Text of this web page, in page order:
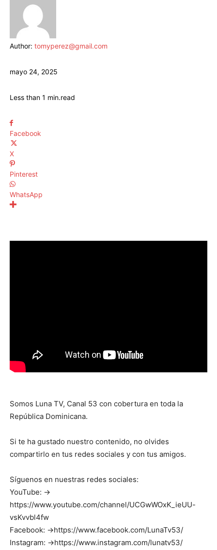
Author: tomyperez@gmail.com
mayo 24, 2025
Less than 1 min.read
Facebook
X
Pinterest
WhatsApp
Somos Luna TV, Canal 53 con cobertura en toda la
República Dominicana.
Si te ha gustado nuestro contenido, no olvides
compartirlo en tus redes sociales y con tus amigos.
Síguenos en nuestras redes sociales:
YouTube: →
https://www.youtube.com/channel/UCGwWOxK_ieUU-
vsKvvbl4fw
Facebook: →https://www.facebook.com/LunaTv53/
Instagram: →https://www.instagram.com/lunatv53/